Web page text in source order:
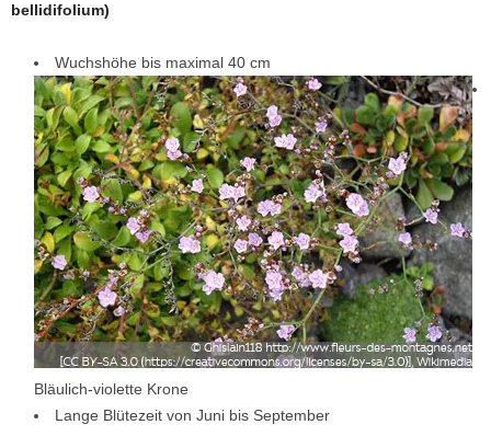
bellidifolium)
Wuchshöhe bis maximal 40 cm
Bläulich-violette Krone
Lange Blütezeit von Juni bis September